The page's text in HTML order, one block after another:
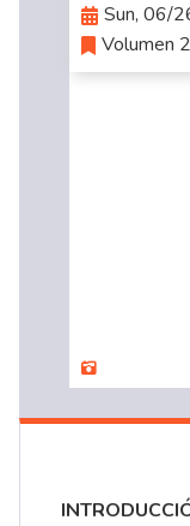
Sun, 06/
Volumen